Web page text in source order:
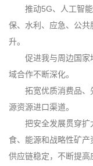
推动5G、人工智
保、水利、应急、公
升。
促进我与周边国家
域合作不断深化。
拓宽优质消费品、
源资源进口渠道。
把安全发展贯穿扩
食、能源和战略性矿
供应链稳定，不断提